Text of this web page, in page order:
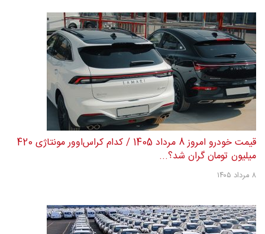
قیمت خودرو امروز 8 مرداد 1405 / کدام کراس‌اوور مونتاژی 420
میلیون تومان گران شد؟...
۸ مرداد ۱۴۰۵